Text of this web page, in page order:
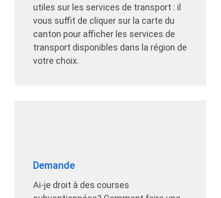
utiles sur les services de transport : il
vous suffit de cliquer sur la carte du
canton pour afficher les services de
transport disponibles dans la région de
votre choix.
Demande
Ai-je droit à des courses